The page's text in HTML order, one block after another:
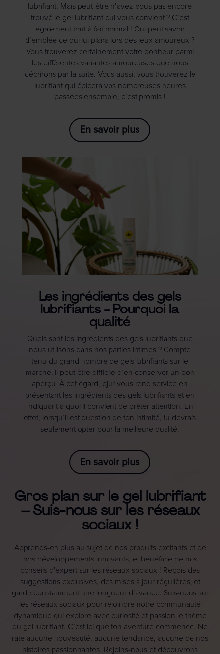
lubrifiant. Mais peut-être n’avez-vous pas encore
trouvé le gel lubrifiant qui vous convient ? C’est
également tout à fait normal ! Qui peut savoir
d’emblée ce qui lui plaira lors des jeux amoureux ?
Vous trouverez certainement votre bonheur parmi
les différentes variantes amoureuses que nous
décrirons par la suite. Vous aussi, vous trouverez le
lubrifiant qui épicera vos nombreuses heures
passées ensemble, c’est promis !
En savoir plus
Les ingrédients des gels
lubrifiants - Pourquoi la
qualité
Quels sont les ingrédients des gels lubrifiants que
nous utilisons dans nos parties intimes ? Compte
tenu du grand nombre de gels lubrifiants sur le
marché, il peut être difficile d’en conserver un bon
aperçu. À cet égard, pjur vous rend service en
présentant les ingrédients des gels lubrifiants et en
indiquant à quoi il convient de prêter attention. En
effet, lorsqu’il est question de ton intimité, tu devrais
seulement opter pour la meilleure qualité.
En savoir plus
Gros plan sur le gel lubrifiant
– Suis-nous sur les réseaux
sociaux !
Apprends-en plus au sujet de nos produits excitants et de
nos développements innovants, et bénéficie de nos
conseils d’expert sur les réseaux sociaux ! Reçois des
suggestions exclusives, des mises à jour régulières, et
garde constamment une longueur d’avance. Suis-nous sur
les réseaux sociaux pour rejoindre notre communauté
dynamique qui explore avec curiosité et passion le thème
du gel lubrifiant. C’est ici que ton aventure commence. Ne
rate aucune nouveauté, aucune tendance, aucune de nos
histoires passionnantes. Rejoins-nous et découvrons